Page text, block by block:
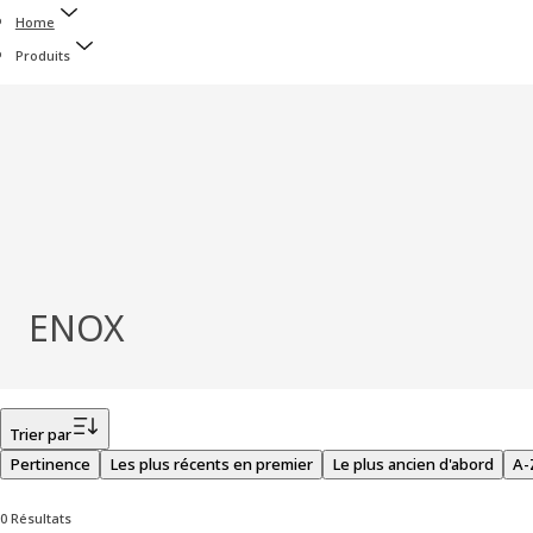
Home
Produits
ENOX
Trier par
Pertinence
Les plus récents en premier Le plus ancien d'abord A-
0 Résultats